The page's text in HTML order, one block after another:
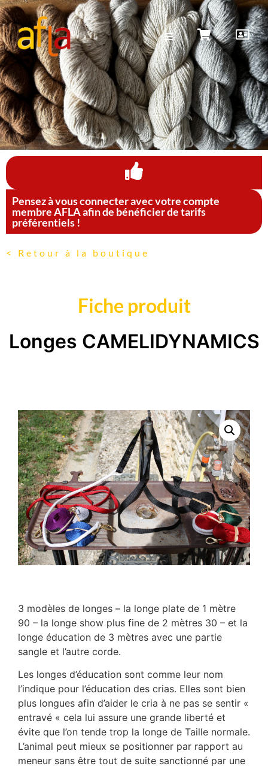
Pensez à vous connecter avec votre compte
membre AFLA afin de bénéficier de tarifs
préférentiels !
< Retour à la boutique
Fiche produit
Longes CAMELIDYNAMICS
3 modèles de longes – la longe plate de 1 mètre
90 – la longe show plus fine de 2 mètres 30 – et la
longe éducation de 3 mètres avec une partie
sangle et l’autre corde.
Les longes d’éducation sont comme leur nom
l’indique pour l’éducation des crias. Elles sont bien
plus longues afin d’aider le cria à ne pas se sentir «
entravé « cela lui assure une grande liberté et
évite que l’on tende trop la longe de Taille normale.
L’animal peut mieux se positionner par rapport au
meneur sans être tout de suite sanctionné par une